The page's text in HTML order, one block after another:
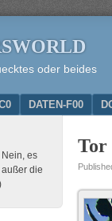
oder beides
DATEN-F00
Tor
Nein, es
die